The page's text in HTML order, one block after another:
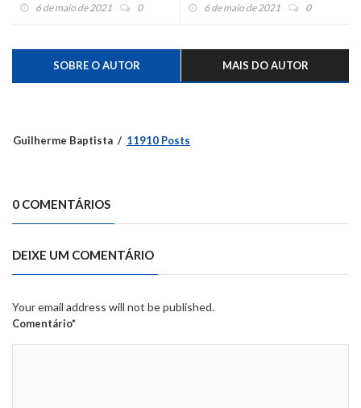
6 de maio de 2021 0 6 de maio de 2021 0
SOBRE O AUTOR MAIS DO AUTOR
Guilherme Baptista 11910 Posts
0 COMENTÁRIOS
DEIXE UM COMENTÁRIO
Your email address will not be published.
Comentário*